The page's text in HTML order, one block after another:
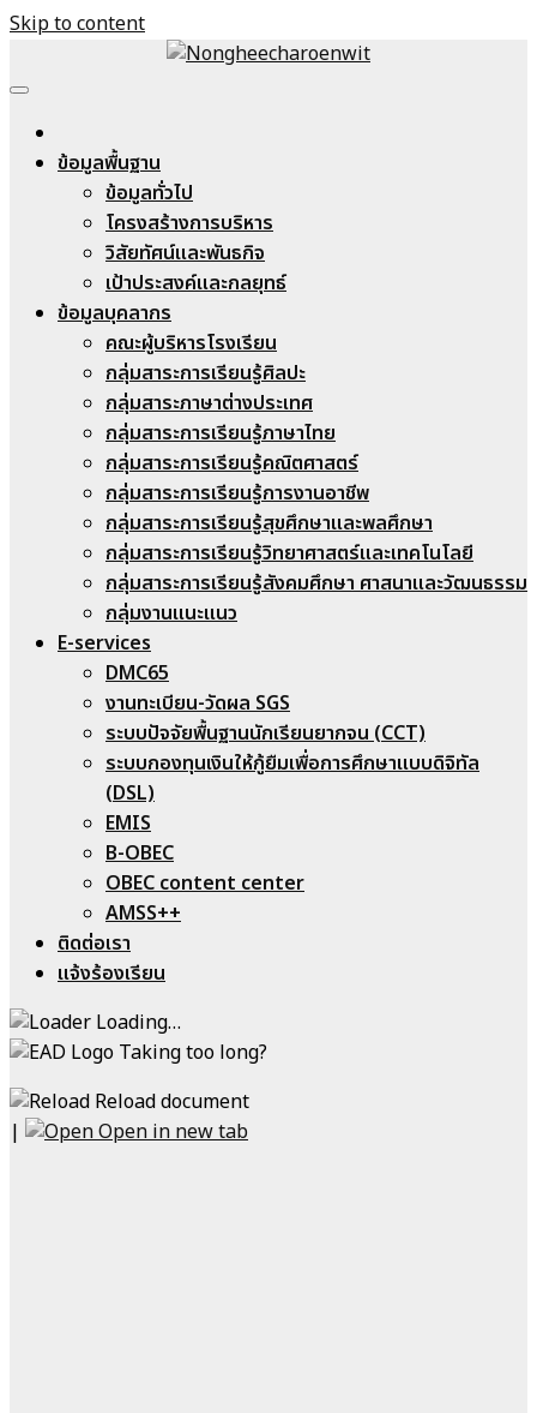
Skip to content
Nongheecharoenwit
ข้อมูลพื้นฐาน
ข้อมูลทั่วไป
โครงสร้างการบริหาร
วิสัยทัศน์และพันธกิจ
เป้าประสงค์และกลยุทธ์
ข้อมูลบุคลากร
คณะผู้บริหารโรงเรียน
กลุ่มสาระการเรียนรู้ศิลปะ
กลุ่มสาระภาษาต่างประเทศ
กลุ่มสาระการเรียนรู้ภาษาไทย
กลุ่มสาระการเรียนรู้คณิตศาสตร์
กลุ่มสาระการเรียนรู้การงานอาชีพ
กลุ่มสาระการเรียนรู้สุขศึกษาและพลศึกษา
กลุ่มสาระการเรียนรู้วิทยาศาสตร์และเทคโนโลยี
กลุ่มสาระการเรียนรู้สังคมศึกษา ศาสนาและวัฒนธรรม
กลุ่มงานแนะแนว
E-services
DMC65
งานทะเบียน-วัดผล SGS
ระบบปัจจัยพื้นฐานนักเรียนยากจน (CCT)
ระบบกองทุนเงินให้กู้ยืมเพื่อการศึกษาแบบดิจิทัล
(DSL)
EMIS
B-OBEC
OBEC content center
AMSS++
ติดต่อเรา
แจ้งร้องเรียน
Loading…
Taking too long?
Reload document
|
Open in new tab